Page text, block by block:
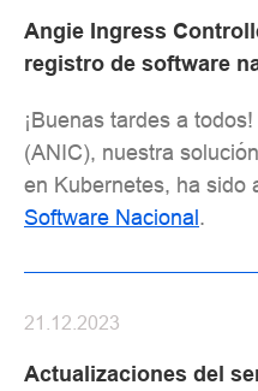
Angie Ingress
registro de software
¡Buenas tardes a
(ANIC), nuestra
en Kubernetes, ha sido
Software Nacional.
Actualizaciones del
21.12.2023